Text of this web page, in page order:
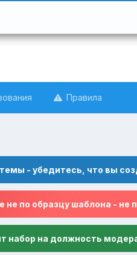
Правила
- убедитесь, что вы
по образцу шаблона - не
набор на должность